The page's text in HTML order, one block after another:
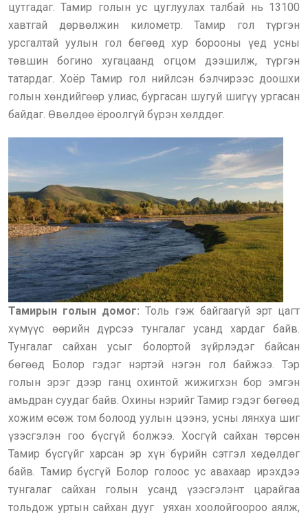
цутгадаг. Тамир голын ус цуглуулах талбай нь 13100
хавтгай дөрвөлжин километр. Тамир гол түргэн
урсгалтай уулын гол бөгөөд хур борооны үед усны
төвшин богино хугацаанд огцом дээшилж, түргэн
татардаг. Хоёр Тамир гол нийлсэн бэлчирээс доошхи
голын хөндийгөөр улиас, бургасан шугуй шигүү ургасан
байдаг. Өвөлдөө ёроолгүй бүрэн хөлддөг.
Тамирын голын домог: Толь гэж байгаагүй эрт цагт
хүмүүс өөрийн дүрсээ тунгалаг усанд хардаг байв.
Тунгалаг сайхан усыг болортой зүйрлэдэг байсан
бөгөөд Болор гэдэг нэртэй нэгэн гол байжээ. Тэр
голын эрэг дээр ганц охинтой жижигхэн бор эмгэн
амьдран суудаг байв. Охины нэрийг Тамир гэдэг бөгөөд
хожим өсөж том болоод уулын цээнэ, усны лянхуа шиг
үзэсгэлэн гоо бүсгүй болжээ. Хосгүй сайхан төрсөн
Тамир бүсгүйг харсан эр хүн бүрийн сэтгэл хөдөлдөг
байв. Тамир бүсгүй Болор голоос ус авахаар ирэхдээ
тунгалаг сайхан голын усанд үзэсгэлэнт царайгаа
тольдож уртын сайхан дууг уяхан хоолойгоороо аялж,